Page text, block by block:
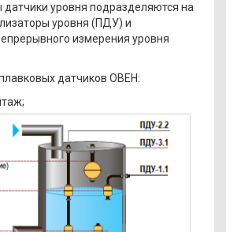
уровня подразделяются на
уровня (ПДУ) и
измерения уровня
датчиков ОВЕН: